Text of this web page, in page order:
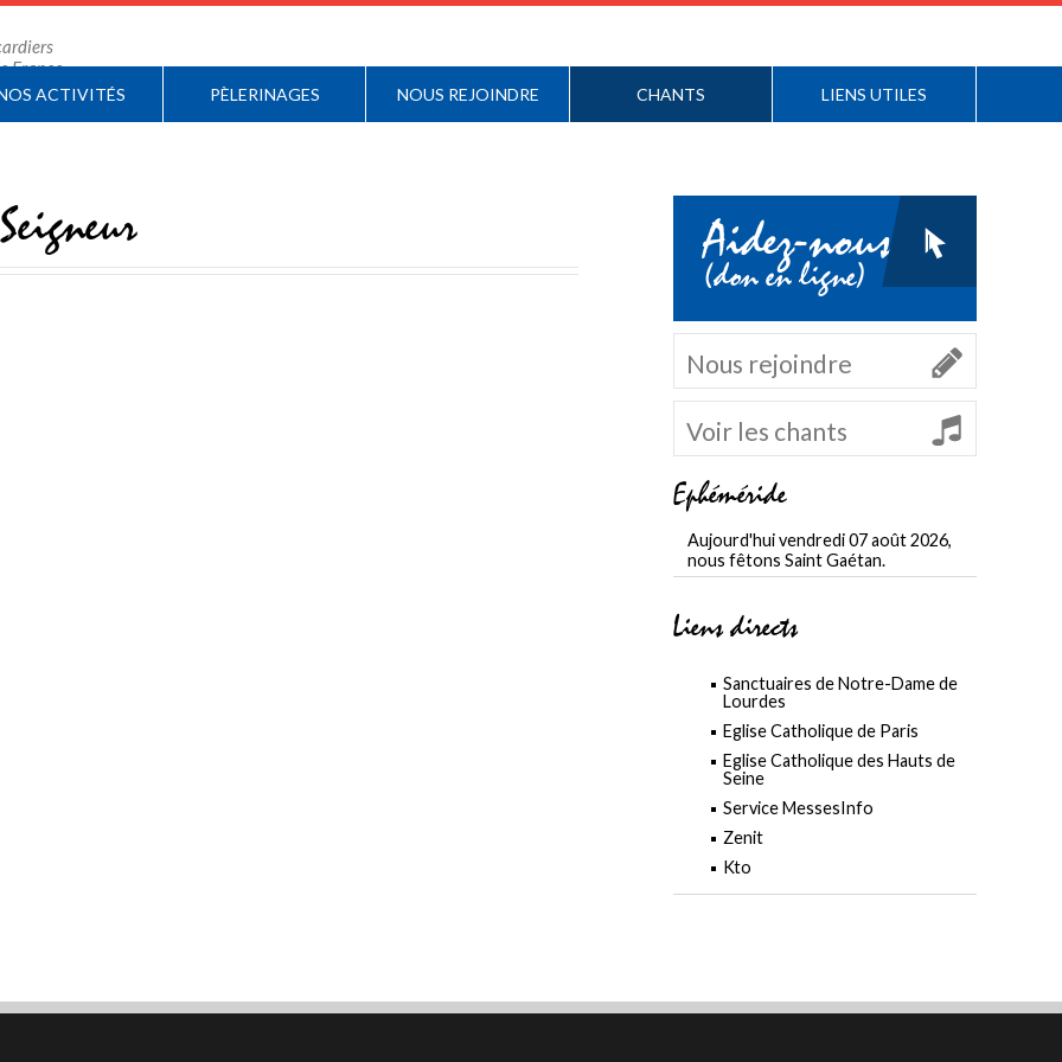
France
ACTIVITÉS PÈLERINAGES NOUS REJOINDRE CHANTS LIENS UTILES
Aidez-nous
(don en ligne)
Nous rejoindre
Voir les chants
Ephéméride
Aujourd'hui vendredi 07 août 2026,
nous fêtons Saint Gaétan.
Liens directs
Sanctuaires de Notre-Dame de
Lourdes
Eglise Catholique de Paris
Eglise Catholique des Hauts de
Seine
Service MessesInfo
Zenit
Kto